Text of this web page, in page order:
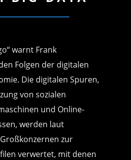
warnt Frank
Folgen der digitalen
Die digitalen Spuren,
von sozialen
und Online-
werden laut
zur
verwertet, mit denen